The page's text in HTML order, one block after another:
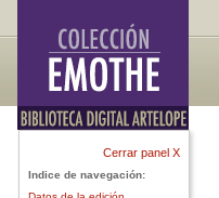
Cerrar panel X
Indice de navegación: